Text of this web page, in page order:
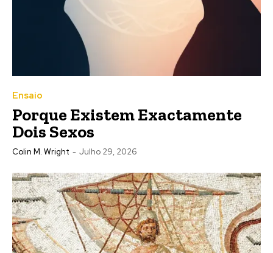
Ensaio
Porque Existem Exactamente
Dois Sexos
Colin M. Wright - Julho 29, 2026